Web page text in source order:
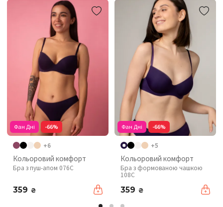
Фан Дні -66%
+6
Кольоровий комфорт
Бра з пуш-апом 076C
359 ₴
Фан Дні -66%
+5
Кольоровий комфорт
Бра з формованою чашкою
108C
359 ₴